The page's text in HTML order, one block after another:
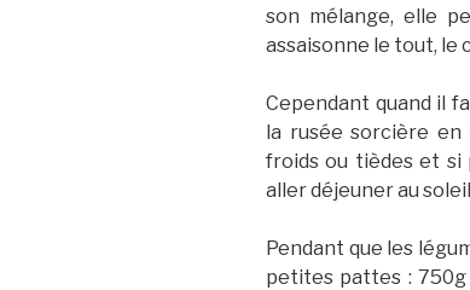
son mélange, elle
assaisonne le tout, le
Cependant quand il
la rusée sorcière en
froids ou tièdes et si
aller déjeuner au
Pendant que les
petites pattes : 750g